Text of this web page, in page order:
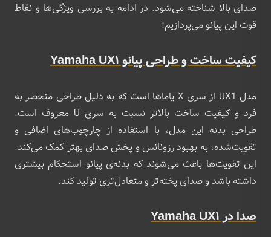
صدای بالا شناخته می‌شود. در ادامه به بررسی ویژگی‌ها و نقاط
قوت این پیانو می‌پردازیم:
کیفیت ساخت و طراحی پیانو Yamaha UX1
مدل UX1 از سری X یاماها است که به دلیل طراحی منحصر به
فرد و کیفیت ساخت بالاتر نسبت به سری U معروف است.
طراحی بدنه این مدل، با استفاده از چارچوب‌های اضافی و
تقویت‌شده، به بهبود رزونانس و پخش صدای بهتر کمک می‌کند.
این تقویت‌ها باعث می‌شوند که بدنه‌ی پیانو استحکام بیشتری
داشته باشد و صدای پخته‌تر و متعادل‌تری تولید کند.
صدا درYamaha UX1